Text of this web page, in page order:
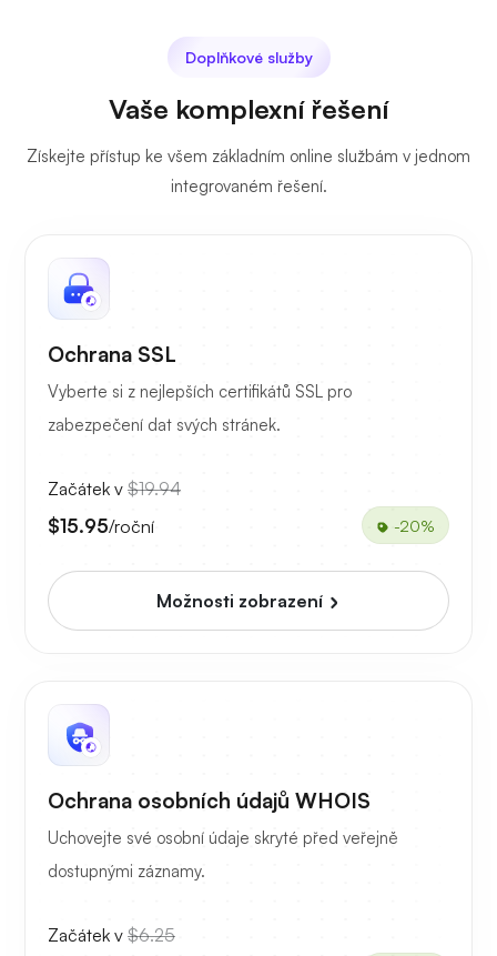
Doplňkové služby
Vaše komplexní řešení
Získejte přístup ke všem základním online službám v jednom
integrovaném řešení.
Ochrana SSL
Vyberte si z nejlepších certifikátů SSL pro
zabezpečení dat svých stránek.
Začátek v $19.94
$15.95/roční -20%
Možnosti zobrazení
Ochrana osobních údajů WHOIS
Uchovejte své osobní údaje skryté před veřejně
dostupnými záznamy.
Začátek v $6.25